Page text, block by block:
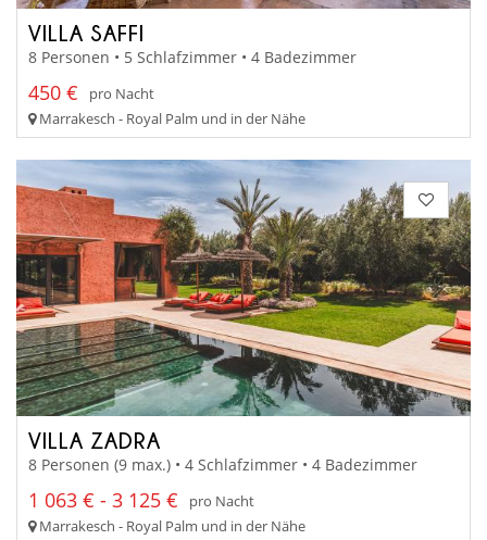
VILLA SAFFI
8 Personen • 5 Schlafzimmer • 4 Badezimmer
450 €
pro Nacht
Marrakesch - Royal Palm und in der Nähe
VILLA ZADRA
8 Personen (9 max.) • 4 Schlafzimmer • 4 Badezimmer
1 063 € - 3 125 €
pro Nacht
Marrakesch - Royal Palm und in der Nähe